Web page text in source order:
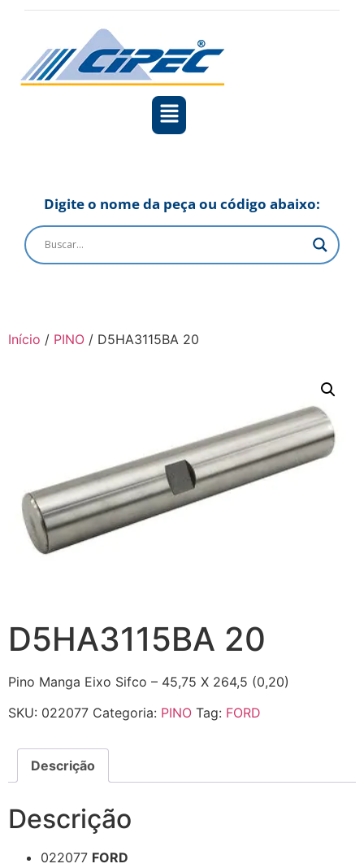
Digite o nome da peça ou código abaixo:
Início / PINO / D5HA3115BA 20
D5HA3115BA 20
Pino Manga Eixo Sifco – 45,75 X 264,5 (0,20)
SKU: 022077 Categoria: PINO Tag: FORD
Descrição
Descrição
022077 FORD